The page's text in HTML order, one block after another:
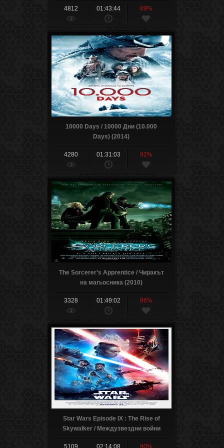
4812 01:43:44 89%
10000 Days / 10000 Дни (10.000
Days) (2014)
4280 01:31:03 92%
The Sorcerer’s Apprentice / Чиракът
на магьосника (2010)
3328 01:49:02 96%
Star Wars Episode IX : The Rise of
Skywalker / Междузвездни войни
Епизод 9 : Възходът на Скайуокър
5109 02:14:08 90%